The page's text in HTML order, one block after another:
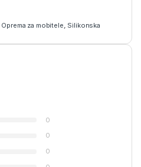
Oprema za mobitele Silikonska
0
0
0